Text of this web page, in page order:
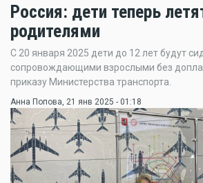
Россия: дети теперь
родителями
С 20 января 2025 дети до 12 лет будут
сопровождающими взрослыми без
приказу Министерства транспорта.
Анна Попова, 21 янв 2025 - 01:18